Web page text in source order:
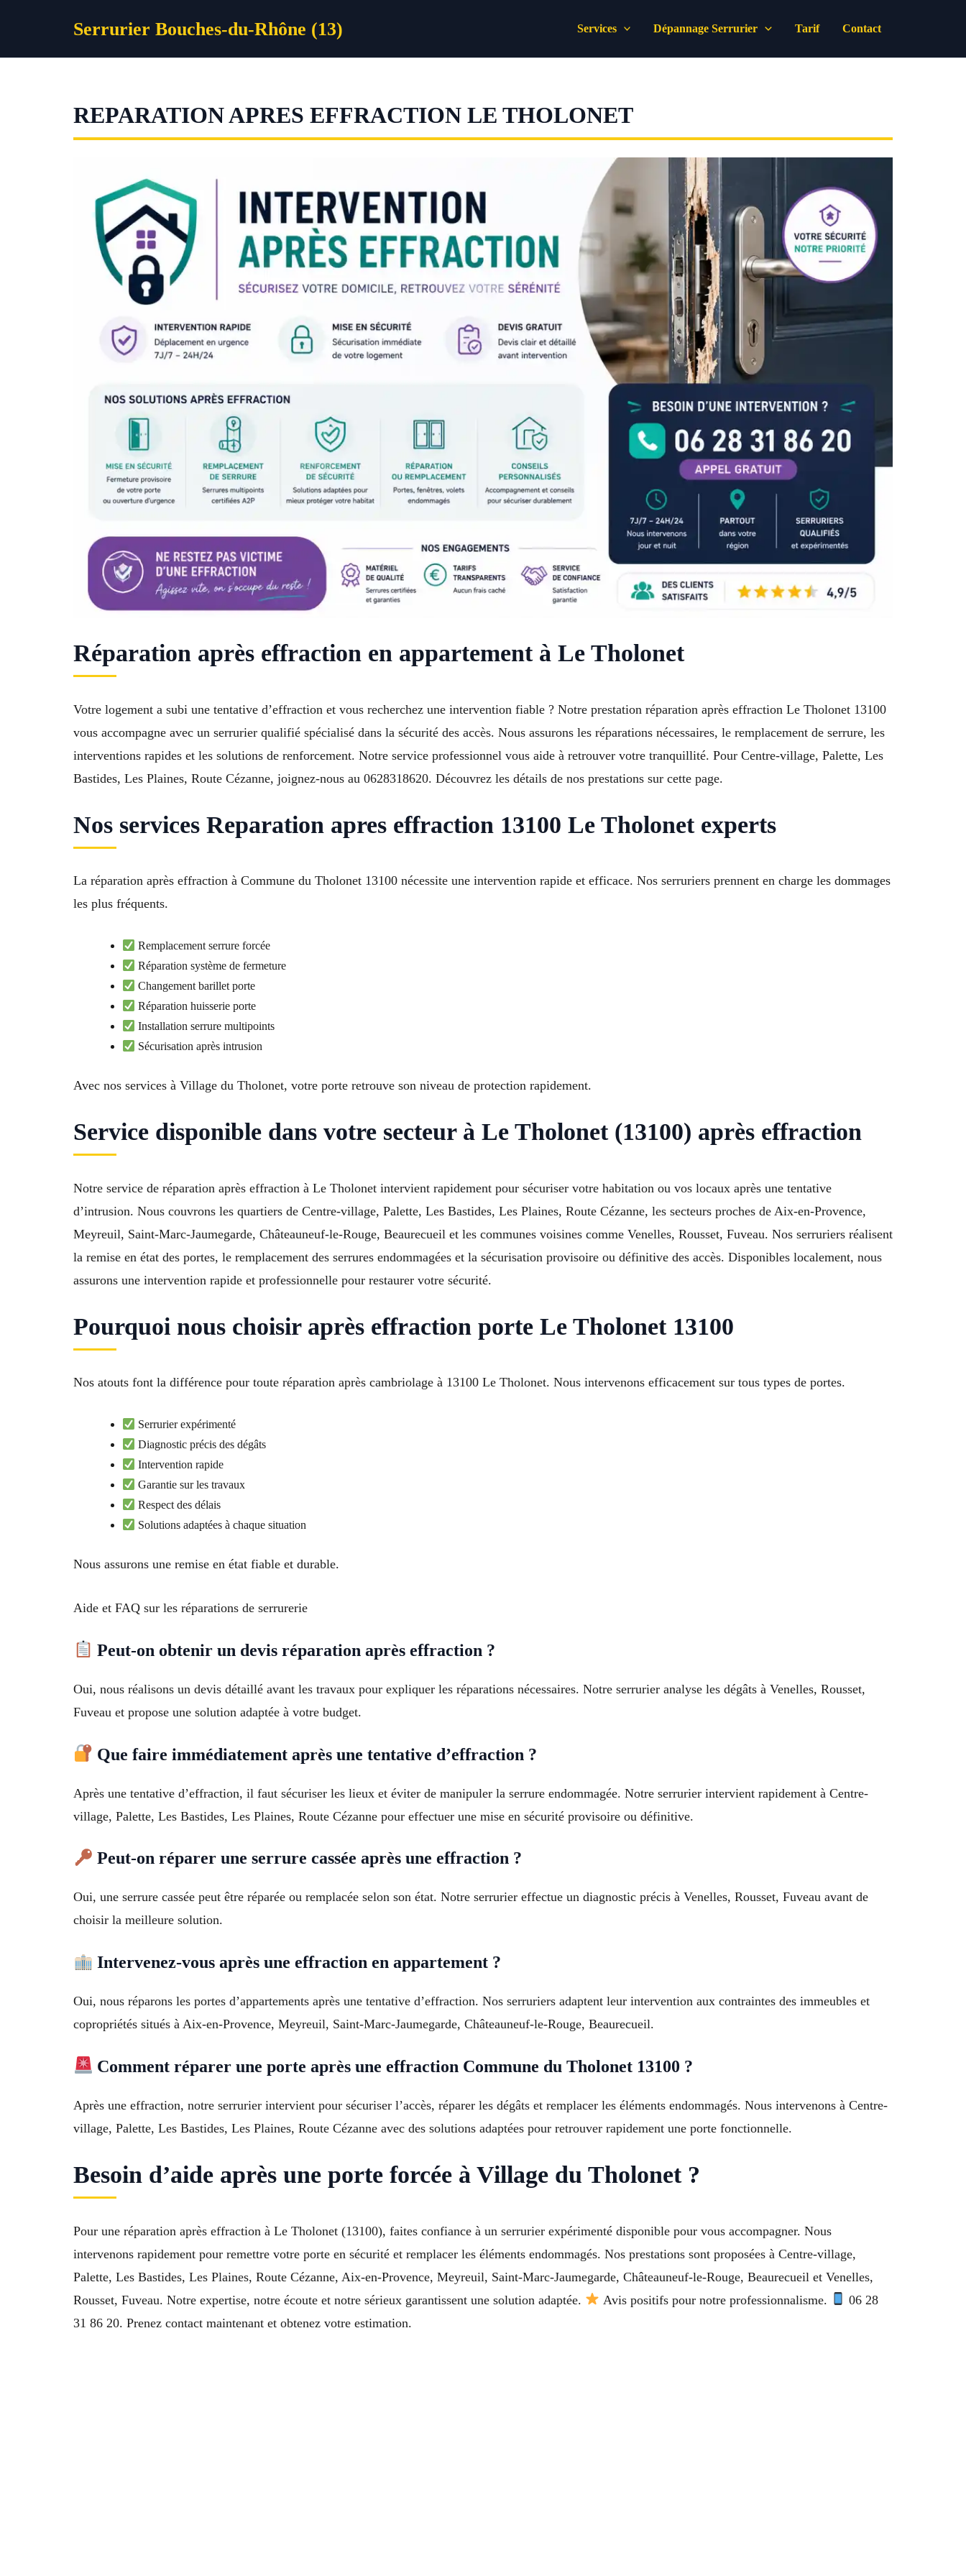
Serrurier Bouches-du-Rhône (13) Services Dépannage Serrurier Tarif Contact
REPARATION APRES EFFRACTION LE THOLONET
Réparation après effraction en appartement à Le Tholonet
Votre logement a subi une tentative d’effraction et vous recherchez une intervention fiable ? Notre prestation réparation après effraction Le Tholonet 13100
vous accompagne avec un serrurier qualifié spécialisé dans la sécurité des accès. Nous assurons les réparations nécessaires, le remplacement de serrure, les
interventions rapides et les solutions de renforcement. Notre service professionnel vous aide à retrouver votre tranquillité. Pour Centre-village, Palette, Les
Bastides, Les Plaines, Route Cézanne, joignez-nous au 0628318620. Découvrez les détails de nos prestations sur cette page.
Nos services Reparation apres effraction 13100 Le Tholonet experts
La réparation après effraction à Commune du Tholonet 13100 nécessite une intervention rapide et efficace. Nos serruriers prennent en charge les dommages
les plus fréquents.
Remplacement serrure forcée
Réparation système de fermeture
Changement barillet porte
Réparation huisserie porte
Installation serrure multipoints
Sécurisation après intrusion
Avec nos services à Village du Tholonet, votre porte retrouve son niveau de protection rapidement.
Service disponible dans votre secteur à Le Tholonet (13100) après effraction
Notre service de réparation après effraction à Le Tholonet intervient rapidement pour sécuriser votre habitation ou vos locaux après une tentative
d’intrusion. Nous couvrons les quartiers de Centre-village, Palette, Les Bastides, Les Plaines, Route Cézanne, les secteurs proches de Aix-en-Provence,
Meyreuil, Saint-Marc-Jaumegarde, Châteauneuf-le-Rouge, Beaurecueil et les communes voisines comme Venelles, Rousset, Fuveau. Nos serruriers réalisent
la remise en état des portes, le remplacement des serrures endommagées et la sécurisation provisoire ou définitive des accès. Disponibles localement, nous
assurons une intervention rapide et professionnelle pour restaurer votre sécurité.
Pourquoi nous choisir après effraction porte Le Tholonet 13100
Nos atouts font la différence pour toute réparation après cambriolage à 13100 Le Tholonet. Nous intervenons efficacement sur tous types de portes.
Serrurier expérimenté
Diagnostic précis des dégâts
Intervention rapide
Garantie sur les travaux
Respect des délais
Solutions adaptées à chaque situation
Nous assurons une remise en état fiable et durable.
Aide et FAQ sur les réparations de serrurerie
Peut-on obtenir un devis réparation après effraction ?
Oui, nous réalisons un devis détaillé avant les travaux pour expliquer les réparations nécessaires. Notre serrurier analyse les dégâts à Venelles, Rousset,
Fuveau et propose une solution adaptée à votre budget.
Que faire immédiatement après une tentative d’effraction ?
Après une tentative d’effraction, il faut sécuriser les lieux et éviter de manipuler la serrure endommagée. Notre serrurier intervient rapidement à Centre-
village, Palette, Les Bastides, Les Plaines, Route Cézanne pour effectuer une mise en sécurité provisoire ou définitive.
Peut-on réparer une serrure cassée après une effraction ?
Oui, une serrure cassée peut être réparée ou remplacée selon son état. Notre serrurier effectue un diagnostic précis à Venelles, Rousset, Fuveau avant de
choisir la meilleure solution.
Intervenez-vous après une effraction en appartement ?
Oui, nous réparons les portes d’appartements après une tentative d’effraction. Nos serruriers adaptent leur intervention aux contraintes des immeubles et
copropriétés situés à Aix-en-Provence, Meyreuil, Saint-Marc-Jaumegarde, Châteauneuf-le-Rouge, Beaurecueil.
Comment réparer une porte après une effraction Commune du Tholonet 13100 ?
Après une effraction, notre serrurier intervient pour sécuriser l’accès, réparer les dégâts et remplacer les éléments endommagés. Nous intervenons à Centre-
village, Palette, Les Bastides, Les Plaines, Route Cézanne avec des solutions adaptées pour retrouver rapidement une porte fonctionnelle.
Besoin d’aide après une porte forcée à Village du Tholonet ?
Pour une réparation après effraction à Le Tholonet (13100), faites confiance à un serrurier expérimenté disponible pour vous accompagner. Nous
intervenons rapidement pour remettre votre porte en sécurité et remplacer les éléments endommagés. Nos prestations sont proposées à Centre-village,
Palette, Les Bastides, Les Plaines, Route Cézanne, Aix-en-Provence, Meyreuil, Saint-Marc-Jaumegarde, Châteauneuf-le-Rouge, Beaurecueil et Venelles,
Rousset, Fuveau. Notre expertise, notre écoute et notre sérieux garantissent une solution adaptée.
Avis positifs pour notre professionnalisme.
06 28
31 86 20. Prenez contact maintenant et obtenez votre estimation.